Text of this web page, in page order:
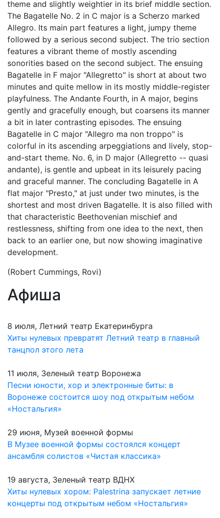
theme and slightly weightier in its brief middle section.
The Bagatelle No. 2 in C major is a Scherzo marked
Allegro. Its main part features a light, jumpy theme
followed by a serious second subject. The trio section
features a vibrant theme of mostly ascending
sonorities based on the second subject. The ensuing
Bagatelle in F major "Allegretto" is short at about two
minutes and quite mellow in its mostly middle-register
playfulness. The Andante Fourth, in A major, begins
gently and gracefully enough, but coarsens its manner
a bit in later contrasting episodes. The ensuing
Bagatelle in C major "Allegro ma non troppo" is
colorful in its ascending arpeggiations and lively, stop-
and-start theme. No. 6, in D major (Allegretto -- quasi
andante), is gentle and upbeat in its leisurely pacing
and graceful manner. The concluding Bagatelle in A
flat major "Presto," at just under two minutes, is the
shortest and most driven Bagatelle. It is also filled with
that characteristic Beethovenian mischief and
restlessness, shifting from one idea to the next, then
back to an earlier one, but now showing imaginative
development.
(Robert Cummings, Rovi)
Афиша
8 июля, Летний театр Екатеринбурга
Хиты нулевых превратят Летний театр в главный
танцпол этого лета
11 июля, Зеленый театр Воронежа
Песни юности, хор и электронные биты: в
Воронеже состоится шоу под открытым небом
«Ностальгия»
29 июня, Музей военной формы
В Музее военной формы состоялся концерт
ансамбля солистов «Чистая классика»
19 августа, Зеленый театр ВДНХ
Хиты нулевых хором: Palestrina запускает летние
концерты под открытым небом «Ностальгия»